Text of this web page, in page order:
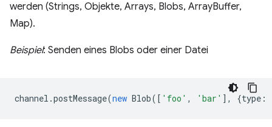
werden (Strings, Objekte, Arrays, Blobs, ArrayBuffer,
Map).
Beispiel: Senden eines Blobs oder einer Datei
channel .postMessage(new Blob([ 'foo' , 'bar' ], {type :